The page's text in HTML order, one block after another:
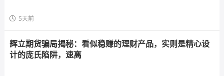
5天前
辉立期货骗局揭秘：看似稳赚的理财产品，实则是精心设
计的庞氏陷阱，速离